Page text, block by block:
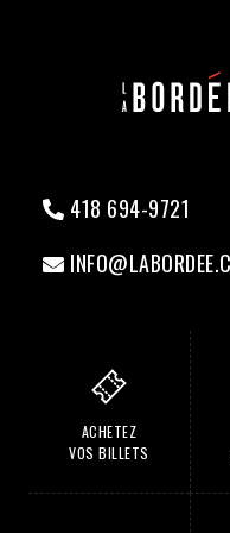
418 694-9721
ACHETEZ
VOS BILLETS